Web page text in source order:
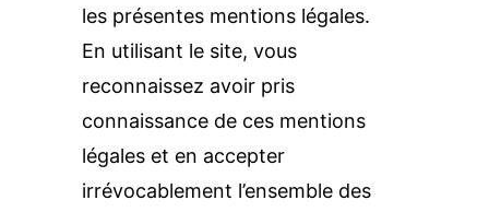
les présentes mentions légales.
En utilisant le site, vous
reconnaissez avoir pris
connaissance de ces mentions
légales et en accepter
irrévocablement l’ensemble des